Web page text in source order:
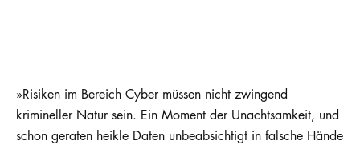
»Risiken im Bereich Cyber müssen nicht zwingend
krimineller Natur sein. Ein Moment der Unachtsamkeit, und
schon geraten heikle Daten unbeabsichtigt in falsche Hände